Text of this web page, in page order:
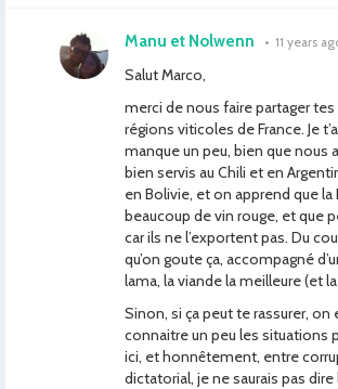
Manu et Nolwenn • 11 years
Salut Marco,
merci de nous faire partager
régions viticoles de France. Je
manque un peu, bien que nous
bien servis au Chili et en
en Bolivie, et on apprend que
beaucoup de vin rouge, et que
car ils ne l’exportent pas. Du
qu’on goute ça, accompagné
lama, la viande la meilleure (et
Sinon, si ça peut te rassurer,
connaitre un peu les situations
ici, et honnêtement, entre
dictatorial, je ne saurais pas